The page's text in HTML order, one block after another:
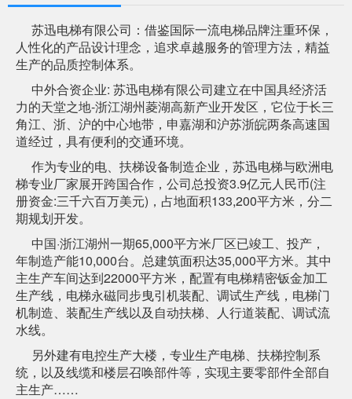
苏迅电梯有限公司：借鉴国际一流电梯品牌注重环保，
人性化的产品设计理念，追求卓越服务的管理方法，精益
生产的品质控制体系。
中外合资企业: 苏迅电梯有限公司建立在中国具经济活
力的天堂之地-浙江湖州菱湖高新产业开发区，它位于长三
角江、浙、沪的中心地带，申嘉湖和沪苏浙皖两条高速国
道经过，具有便利的交通环境。
作为专业的电、扶梯设备制造企业，苏迅电梯与欧洲电
梯专业厂家展开跨国合作，公司总投资3.9亿元人民币(注
册资金:三千六百万美元)，占地面积133,200平方米，分二
期规划开发。
中国·浙江湖州一期65,000平方米厂区已竣工、投产，
年制造产能10,000台。总建筑面积达35,000平方米。其中
主生产车间达到22000平方米，配置有电梯精密钣金加工
生产线，电梯永磁同步曳引机装配、调试生产线，电梯门
机制造、装配生产线以及自动扶梯、人行道装配、调试流
水线。
另外建有电控生产大楼，专业生产电梯、扶梯控制系
统，以及线缆和楼层召唤部件等，实现主要零部件全部自
主生产……